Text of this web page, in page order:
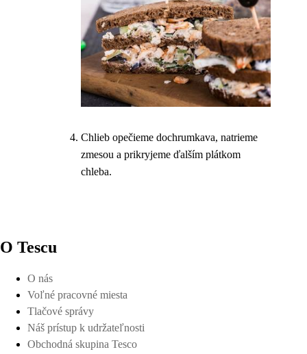
Chlieb opečieme dochrumkava, natrieme
zmesou a prikryjeme ďalším plátkom
chleba.
O Tescu
O nás
Voľné pracovné miesta
Tlačové správy
Náš prístup k udržateľnosti
Obchodná skupina Tesco